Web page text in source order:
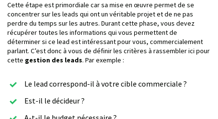
Cette étape est primordiale car sa mise en œuvre permet de se
concentrer sur les leads qui ont un véritable projet et de ne pas
perdre du temps sur les autres. Durant cette phase, vous devez
récupérer toutes les informations qui vous permettent de
déterminer si ce lead est intéressant pour vous, commercialement
parlant. C’est donc à vous de définir les critères à rassembler ici pour
cette gestion des leads. Par exemple :
Le lead correspond-il à votre cible commerciale ?
Est-il le décideur ?